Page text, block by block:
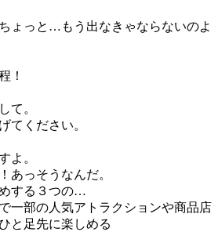
ょっと…もう出なきゃならないのよ
！
て。
てください。
よ。
あっそうなんだ。
する３つの…
一部の人気アトラクションや商品店
と足先に楽しめる